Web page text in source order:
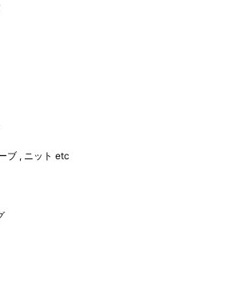
ブ , ニット etc